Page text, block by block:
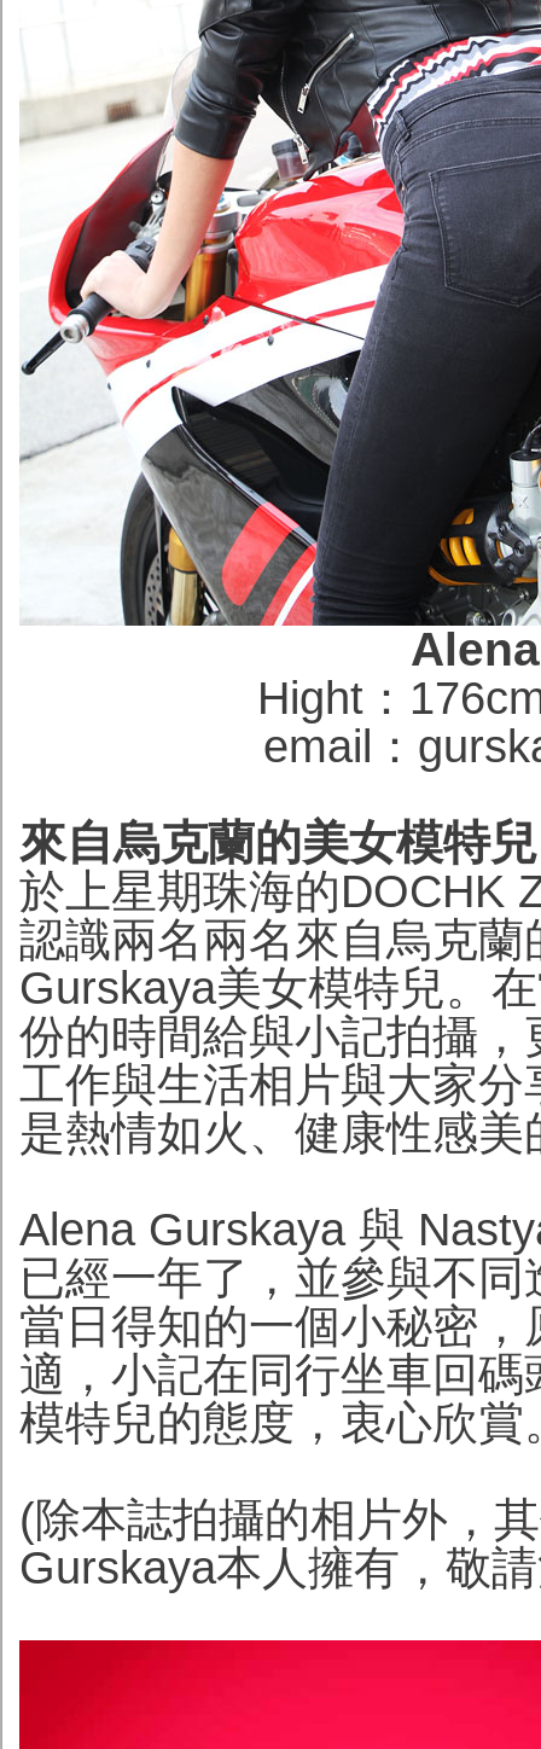
Hight：
email：
來自烏克蘭的美女模特
於上星期珠海的DOCHK
認識兩名兩名來自烏克
Gurskaya美女模特兒。
份的時間給與小記拍攝
工作與生活相片與大家
是熱情如火、健康性感
Alena Gurskaya 與
已經一年了，並參與不
當日得知的一個小秘密
適，小記在同行坐車回
模特兒的態度，衷心欣賞
(除本誌拍攝的相片外，
Gurskaya本人擁有，敬